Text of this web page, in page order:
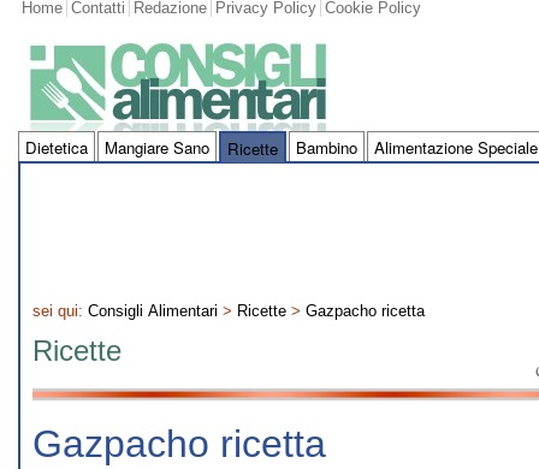
Home Contatti Redazione Privacy Policy Cookie Policy
Dietetica Mangiare Sano Ricette Bambino Alimentazione Speciale
sei qui: Consigli Alimentari > Ricette > Gazpacho ricetta
Ricette
Gazpacho ricetta